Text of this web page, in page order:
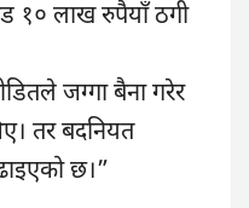
१० लाख रुपैयाँ ठगी
जग्गा बैना गरेर
तर बदनियत
छ।”